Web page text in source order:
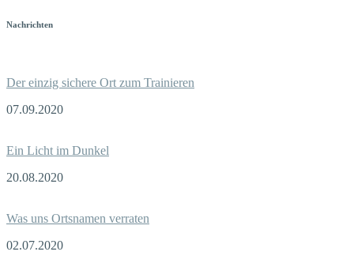
Nachrichten
Der einzig sichere Ort zum Trainieren
07.09.2020
Ein Licht im Dunkel
20.08.2020
Was uns Ortsnamen verraten
02.07.2020